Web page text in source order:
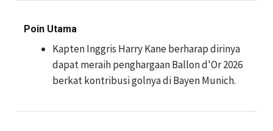
Poin Utama
Kapten Inggris Harry Kane berharap dirinya
dapat meraih penghargaan Ballon d'Or 2026
berkat kontribusi golnya di Bayen Munich.